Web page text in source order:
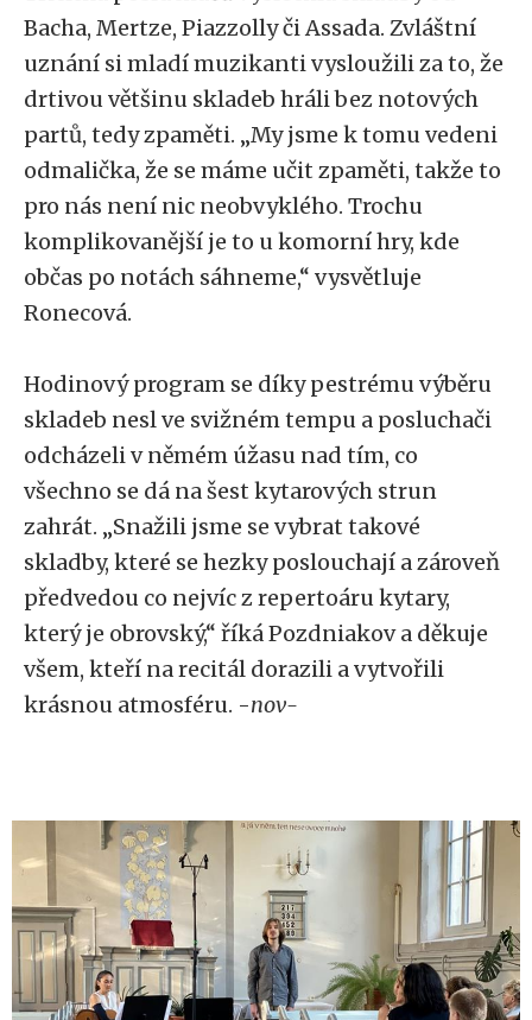
Bacha, Mertze, Piazzolly či Assada. Zvláštní
uznání si mladí muzikanti vysloužili za to, že
drtivou většinu skladeb hráli bez notových
partů, tedy zpaměti. „My jsme k tomu vedeni
odmalička, že se máme učit zpaměti, takže to
pro nás není nic neobvyklého. Trochu
komplikovanější je to u komorní hry, kde
občas po notách sáhneme,“ vysvětluje
Ronecová.
Hodinový program se díky pestrému výběru
skladeb nesl ve svižném tempu a posluchači
odcházeli v němém úžasu nad tím, co
všechno se dá na šest kytarových strun
zahrát. „Snažili jsme se vybrat takové
skladby, které se hezky poslouchají a zároveň
předvedou co nejvíc z repertoáru kytary,
který je obrovský,“ říká Pozdniakov a děkuje
všem, kteří na recitál dorazili a vytvořili
krásnou atmosféru. -nov-